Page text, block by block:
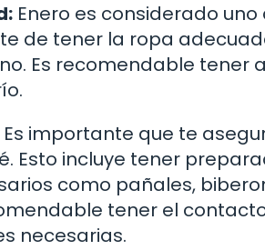
Enero es considerado
de tener la ropa
Es recomendable
Es importante que te
Esto incluye tener
como pañales,
tener el
necesarias.